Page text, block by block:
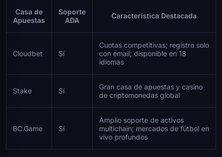
Casa de
Apuestas
Soporte
ADA
Característica Destacada
Cloudbet Sí
Cuotas competitivas; registro solo
con email; disponible en 18
idiomas
Stake Sí
Gran casa de apuestas y casino
de criptomonedas global
BC.Game Sí
Amplio soporte de activos
multichain; mercados de fútbol en
vivo profundos